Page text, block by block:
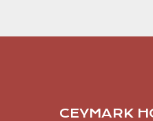
CEYMARK